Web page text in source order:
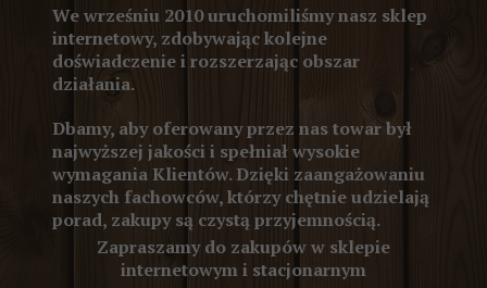
We wrześniu 2010 uruchomiliśmy nasz sklep
internetowy, zdobywając kolejne
doświadczenie i rozszerzając obszar
działania.
Dbamy, aby oferowany przez nas towar był
najwyższej jakości i spełniał wysokie
wymagania Klientów. Dzięki zaangażowaniu
naszych fachowców, którzy chętnie udzielają
porad, zakupy są czystą przyjemnością.
Zapraszamy do zakupów w sklepie
internetowym i stacjonarnym